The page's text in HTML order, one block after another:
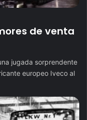
de venta
jugada sorprendente
europeo Iveco al